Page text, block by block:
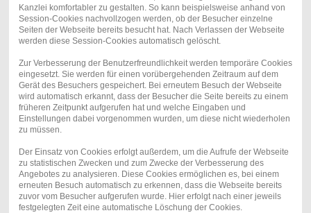
Kanzlei komfortabler zu gestalten. So kann beispielsweise anhand von
Session-Cookies nachvollzogen werden, ob der Besucher einzelne
Seiten der Webseite bereits besucht hat. Nach Verlassen der Webseite
werden diese Session-Cookies automatisch gelöscht.
Zur Verbesserung der Benutzerfreundlichkeit werden temporäre Cookies
eingesetzt. Sie werden für einen vorübergehenden Zeitraum auf dem
Gerät des Besuchers gespeichert. Bei erneutem Besuch der Webseite
wird automatisch erkannt, dass der Besucher die Seite bereits zu einem
früheren Zeitpunkt aufgerufen hat und welche Eingaben und
Einstellungen dabei vorgenommen wurden, um diese nicht wiederholen
zu müssen.
Der Einsatz von Cookies erfolgt außerdem, um die Aufrufe der Webseite
zu statistischen Zwecken und zum Zwecke der Verbesserung des
Angebotes zu analysieren. Diese Cookies ermöglichen es, bei einem
erneuten Besuch automatisch zu erkennen, dass die Webseite bereits
zuvor vom Besucher aufgerufen wurde. Hier erfolgt nach einer jeweils
festgelegten Zeit eine automatische Löschung der Cookies.